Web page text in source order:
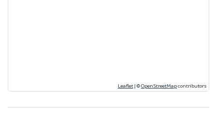
Leaflet | ©OpenStreetMapcontributors